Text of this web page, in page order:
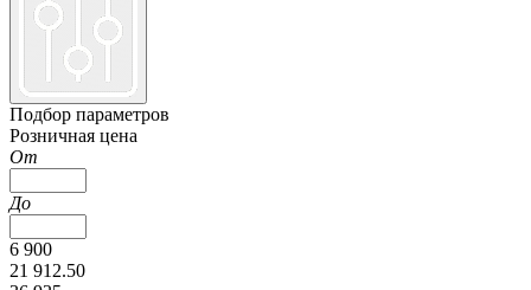
Подбор параметров
Розничная цена
От
До
6 900
21 912.50